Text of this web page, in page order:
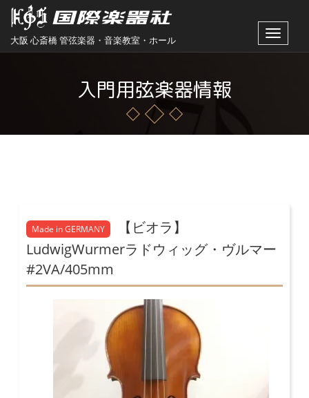
大阪 心斎橋 管弦楽器・音楽教室・ホール
Toggle
入門用弦楽器情報
Made in GERMANY
【ビオラ】
LudwigWurmerラドウィッグ・ヴルマー
#2VA/405mm